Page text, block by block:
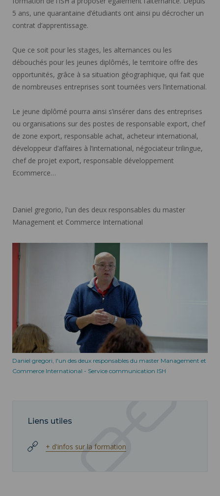
5 ans, une quarantaine d’étudiants ont ainsi pu décrocher un
contrat d’apprentissage.
Que ce soit pour les stages, les alternances ou les
débouchés pour les jeunes diplômés, le territoire offre des
opportunités, grâce à sa situation géographique, qui fait que
de nombreuses entreprises sont tournées vers l’international.
Le jeune diplômé pourra ainsi s’insérer dans des entreprises
ou organisations sur des postes de responsable export, chef
de zone export, responsable achat, acheteur international,
développeur d’affaires à l’international, négociateur trilingue,
chef de projet export, responsable développement
Ecommerce…
Daniel gregorio, l'un des deux responsables du master
Management et Commerce International
Daniel gregori, l'un des deux responsables du master Management et
Commerce International - Service communication ISH
Liens utiles
+ d'infos sur la formation